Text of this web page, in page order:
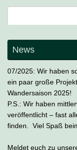
News
07/2025: Wir haben
ein paar große
Wandersaison 2025!
P.S.: Wir haben
veröffentlicht – fast
finden. Viel Spaß
Meldet euch zu